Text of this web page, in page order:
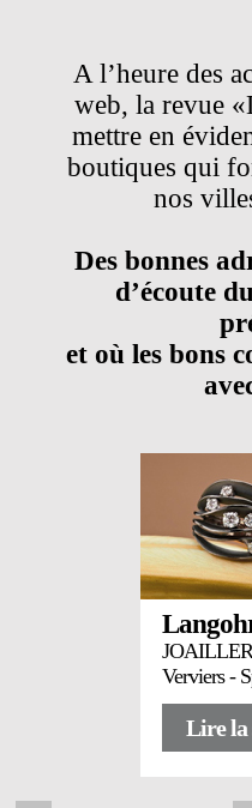
A l’heure des
web, la revue
mettre en
boutiques qui
nos
Des bonnes
d’écoute
et où les bons
Verviers -
Lire la